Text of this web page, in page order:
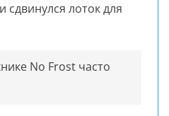
сдвинулся лоток для
No Frost часто